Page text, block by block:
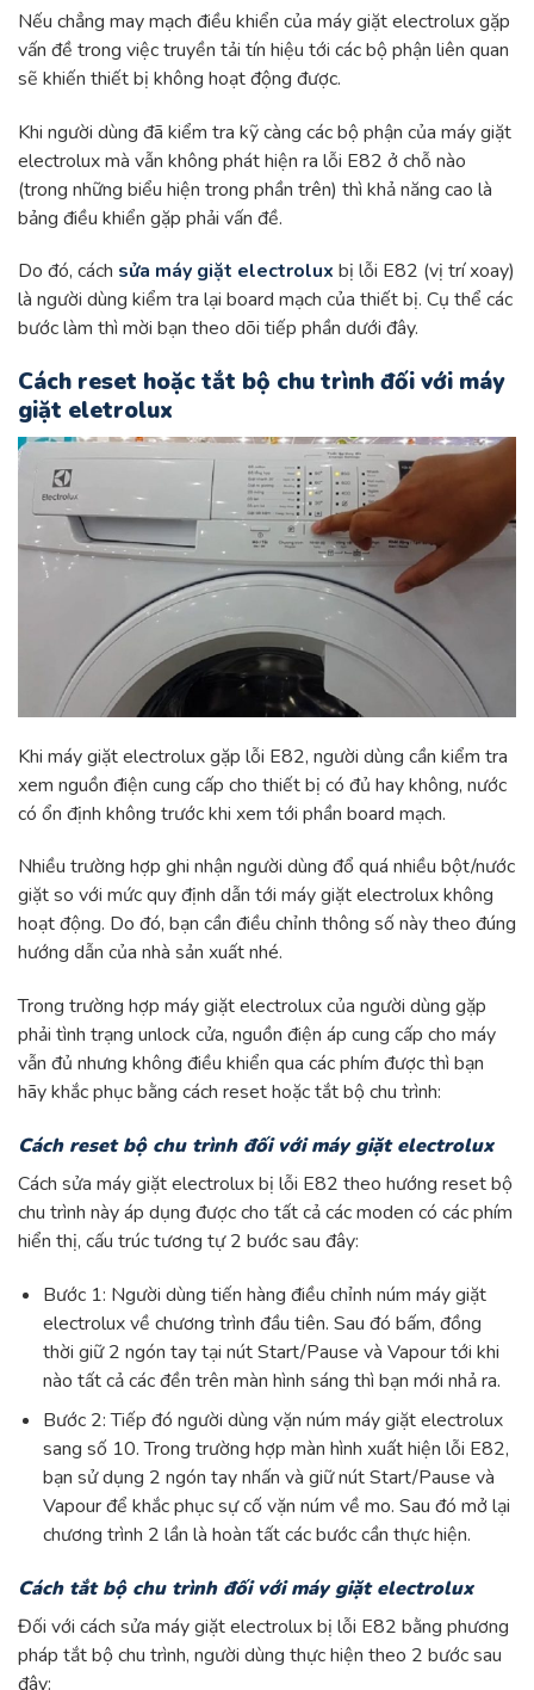
Nếu chẳng may mạch điều khiển của máy giặt electrolux gặp
vấn đề trong việc truyền tải tín hiệu tới các bộ phận liên quan
sẽ khiến thiết bị không hoạt động được.
Khi người dùng đã kiểm tra kỹ càng các bộ phận của máy giặt
electrolux mà vẫn không phát hiện ra lỗi E82 ở chỗ nào
(trong những biểu hiện trong phần trên) thì khả năng cao là
bảng điều khiển gặp phải vấn đề.
Do đó, cách sửa máy giặt electrolux bị lỗi E82 (vị trí xoay)
là người dùng kiểm tra lại board mạch của thiết bị. Cụ thể các
bước làm thì mời bạn theo dõi tiếp phần dưới đây.
Cách reset hoặc tắt bộ chu trình đối với máy
giặt eletrolux
Khi máy giặt electrolux gặp lỗi E82, người dùng cần kiểm tra
xem nguồn điện cung cấp cho thiết bị có đủ hay không, nước
có ổn định không trước khi xem tới phần board mạch.
Nhiều trường hợp ghi nhận người dùng đổ quá nhiều bột/nước
giặt so với mức quy định dẫn tới máy giặt electrolux không
hoạt động. Do đó, bạn cần điều chỉnh thông số này theo đúng
hướng dẫn của nhà sản xuất nhé.
Trong trường hợp máy giặt electrolux của người dùng gặp
phải tình trạng unlock cửa, nguồn điện áp cung cấp cho máy
vẫn đủ nhưng không điều khiển qua các phím được thì bạn
hãy khắc phục bằng cách reset hoặc tắt bộ chu trình:
Cách reset bộ chu trình đối với máy giặt electrolux
Cách sửa máy giặt electrolux bị lỗi E82 theo hướng reset bộ
chu trình này áp dụng được cho tất cả các moden có các phím
hiển thị, cấu trúc tương tự 2 bước sau đây:
Bước 1: Người dùng tiến hàng điều chỉnh núm máy giặt
electrolux về chương trình đầu tiên. Sau đó bấm, đồng
thời giữ 2 ngón tay tại nút Start/Pause và Vapour tới khi
nào tất cả các đền trên màn hình sáng thì bạn mới nhả ra.
Bước 2: Tiếp đó người dùng vặn núm máy giặt electrolux
sang số 10. Trong trường hợp màn hình xuất hiện lỗi E82,
bạn sử dụng 2 ngón tay nhấn và giữ nút Start/Pause và
Vapour để khắc phục sự cố vặn núm về mo. Sau đó mở lại
chương trình 2 lần là hoàn tất các bước cần thực hiện.
Cách tắt bộ chu trình đối với máy giặt electrolux
Đối với cách sửa máy giặt electrolux bị lỗi E82 bằng phương
pháp tắt bộ chu trình, người dùng thực hiện theo 2 bước sau
đây: